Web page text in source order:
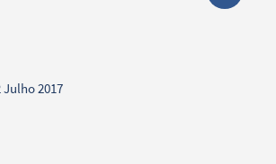
Julho 2017